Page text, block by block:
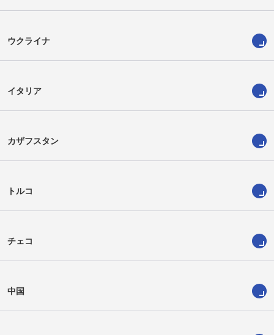
ウクライナ
イタリア
カザフスタン
トルコ
チェコ
中国